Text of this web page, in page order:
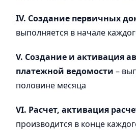
IV. Создание первичных
выполняется в начале
V. Создание и активация
платежной ведомости –
половине месяца
VI. Расчет, активация
производится в конце